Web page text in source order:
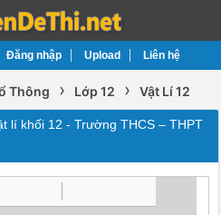
Đăng nhập Upload Liên hệ
Thông › Lớp 12 › Vật Lí 12
lí khối 12 - Trường THCS – THPT